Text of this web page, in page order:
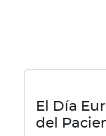
El Día
del